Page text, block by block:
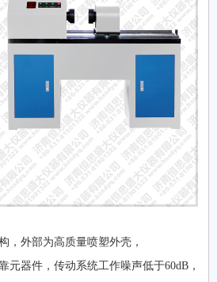
，外部为高质量喷塑外壳，
元器件，传动系统工作噪声低于60dB，